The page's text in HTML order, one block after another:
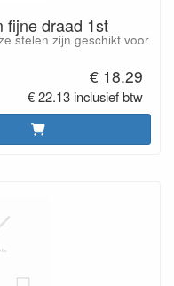
fijne draad 1st
stelen zijn geschikt voor
€ 18.29
€ 22.13 inclusief btw